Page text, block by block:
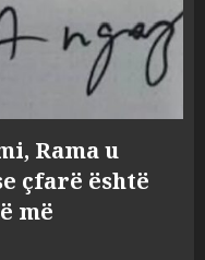
Rama u
çfarë është
më